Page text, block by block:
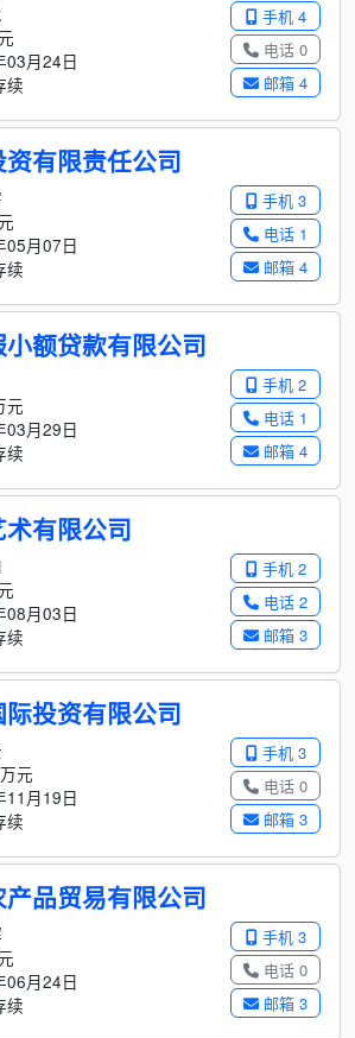
手机 4
电话 0
邮箱 4
03月24日
续
有限责任公司
手机 3
电话 1
邮箱 4
05月07日
续
额贷款有限公司
手机 2
电话 1
邮箱 4
元
03月29日
续
有限公司
手机 2
电话 2
邮箱 3
08月03日
续
投资有限公司
手机 3
电话 0
邮箱 3
元
11月19日
续
品贸易有限公司
手机 3
电话 0
邮箱 3
06月24日
续